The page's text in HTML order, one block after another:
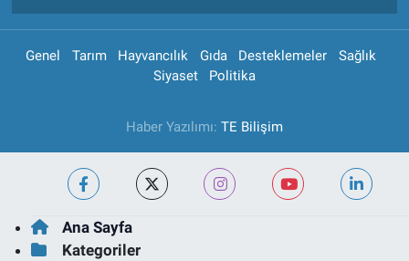
Genel Tarım Hayvancılık Gıda Desteklemeler
Sağlık
Siyaset
Politika
Haber Yazılımı: TE Bilişim
Ana Sayfa
Kategoriler